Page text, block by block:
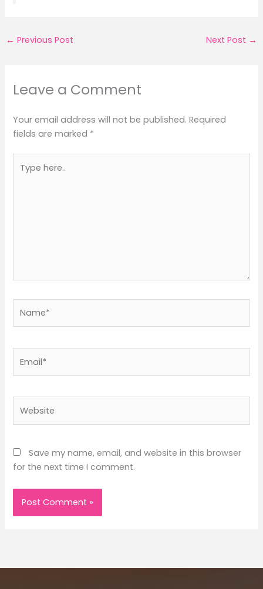
← Previous Post Next Post →
Leave a Comment
Your email address will not be published. Required
fields are marked *
here..
Save my name, email, and website in this browser
for the next time I comment.